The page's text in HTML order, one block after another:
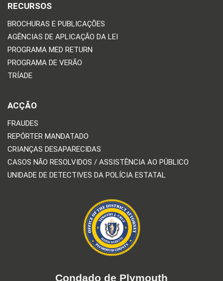
RECURSOS
BROCHURAS E PUBLICAÇÕES
AGÊNCIAS DE APLICAÇÃO DA LEI
PROGRAMA MED RETURN
PROGRAMA DE VERÃO
TRÍADE
ACÇÃO
FRAUDES
REPÓRTER MANDATADO
CRIANÇAS DESAPARECIDAS
CASOS NÃO RESOLVIDOS / ASSISTÊNCIA AO PÚBLICO
UNIDADE DE DETECTIVES DA POLÍCIA ESTATAL
Condado de Plymouth